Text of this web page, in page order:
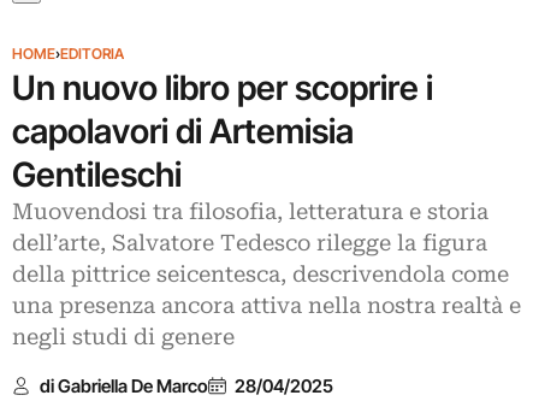
HOME›EDITORIA
Un nuovo libro per scoprire i
capolavori di Artemisia
Gentileschi
Muovendosi tra filosofia, letteratura e storia
dell’arte, Salvatore Tedesco rilegge la figura
della pittrice seicentesca, descrivendola come
una presenza ancora attiva nella nostra realtà e
negli studi di genere
di Gabriella De Marco 28/04/2025